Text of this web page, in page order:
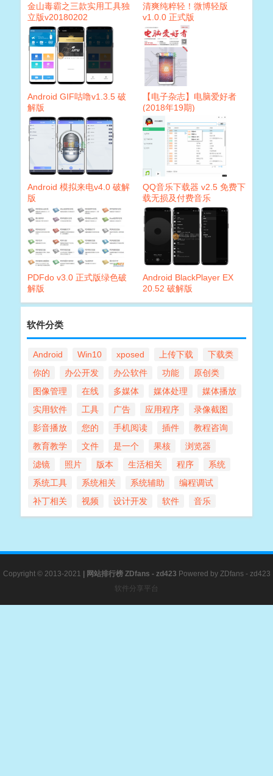
金山毒霸之三款实用工具独
立版v20180202
清爽纯粹轻！微博轻版
v1.0.0 正式版
Android GIF咕噜v1.3.5 破
解版
【电子杂志】电脑爱好者
(2018年19期)
Android 模拟来电v4.0 破解
版
QQ音乐下载器 v2.5 免费下
载无损及付费音乐
PDFdo v3.0 正式版绿色破
解版
Android BlackPlayer EX
20.52 破解版
软件分类
Android Win10 xposed 上传下载
下载类
你的
办公开发 办公软件 功能
原创类
图像管理
在线 多媒体 媒体处理
媒体播放
实用软件
工具 广告 应用程序
录像截图
影音播放
您的 手机阅读 插件
教程咨询
教育教学
文件 是一个 果核
浏览器
滤镜
照片 版本 生活相关 程序
系统
系统工具
系统相关 系统辅助
编程调试
补丁相关
视频 设计开发 软件 音乐
Copyright © 2013-2021 | 网站排行榜ZDfans - zd423 Powered by ZDfans - zd423
软件分享平台